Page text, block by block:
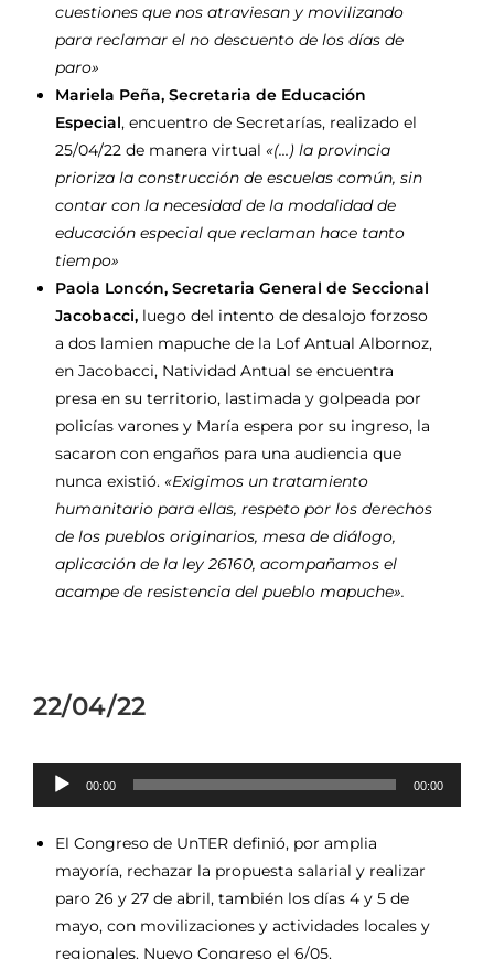
cuestiones que nos atraviesan y movilizando
para reclamar el no descuento de los días de
paro»
Mariela Peña, Secretaria de Educación
Especial, encuentro de Secretarías, realizado el
25/04/22 de manera virtual «(…) la provincia
prioriza la construcción de escuelas común, sin
contar con la necesidad de la modalidad de
educación especial que reclaman hace tanto
tiempo»
Paola Loncón, Secretaria General de Seccional
Jacobacci, luego del intento de desalojo forzoso
a dos lamien mapuche de la Lof Antual Albornoz,
en Jacobacci, Natividad Antual se encuentra
presa en su territorio, lastimada y golpeada por
policías varones y María espera por su ingreso, la
sacaron con engaños para una audiencia que
nunca existió. «Exigimos un tratamiento
humanitario para ellas, respeto por los derechos
de los pueblos originarios, mesa de diálogo,
aplicación de la ley 26160, acompañamos el
acampe de resistencia del pueblo mapuche».
22/04/22
Reproductor
de
00:00 00:00
El Congreso de UnTER definió, por amplia
mayoría, rechazar la propuesta salarial y realizar
paro 26 y 27 de abril, también los días 4 y 5 de
mayo, con movilizaciones y actividades locales y
regionales. Nuevo Congreso el 6/05.